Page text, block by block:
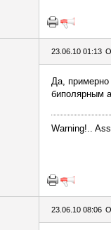
23.06.10 01:13
Да, примерно
биполярным
Warning!..
23.06.10 08:06